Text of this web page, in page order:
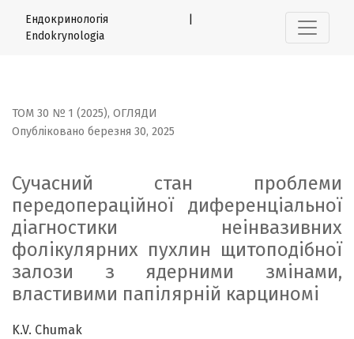
Сучасний стан проблеми передопераційної
Ендокринологія |
Endokrynologia
ТОМ 30 № 1 (2025), ОГЛЯДИ
Сучасний стан проблеми
передопераційної диференціальної
діагностики неінвазивних
фолікулярних пухлин щитоподібної
залози з ядерними змінами,
властивими папілярній карциномі
Опубліковано березня 30, 2025
K.V. Chumak